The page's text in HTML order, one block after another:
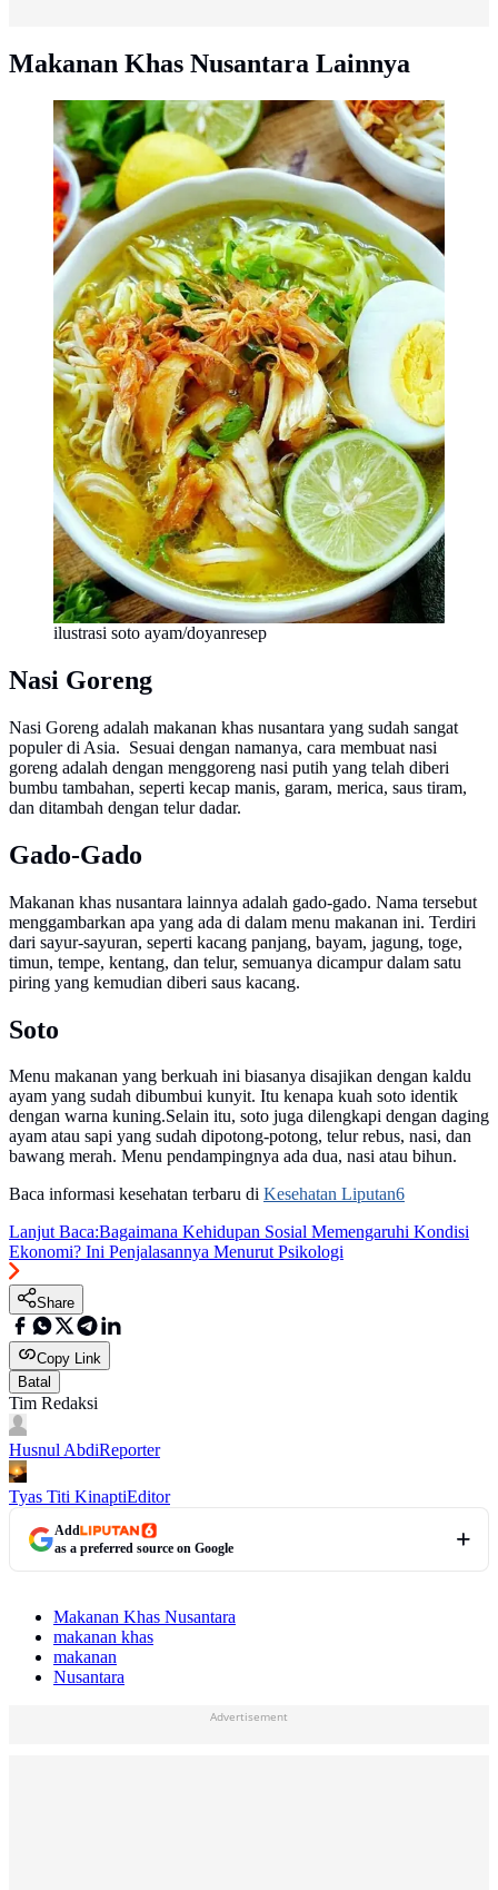
Makanan Khas Nusantara Lainnya
ilustrasi soto ayam/doyanresep
Nasi Goreng
Nasi Goreng adalah makanan khas nusantara yang sudah sangat
populer di Asia. Sesuai dengan namanya, cara membuat nasi
goreng adalah dengan menggoreng nasi putih yang telah diberi
bumbu tambahan, seperti kecap manis, garam, merica, saus tiram,
dan ditambah dengan telur dadar.
Gado-Gado
Makanan khas nusantara lainnya adalah gado-gado. Nama tersebut
menggambarkan apa yang ada di dalam menu makanan ini. Terdiri
dari sayur-sayuran, seperti kacang panjang, bayam, jagung, toge,
timun, tempe, kentang, dan telur, semuanya dicampur dalam satu
piring yang kemudian diberi saus kacang.
Soto
Menu makanan yang berkuah ini biasanya disajikan dengan kaldu
ayam yang sudah dibumbui kunyit. Itu kenapa kuah soto identik
dengan warna kuning.Selain itu, soto juga dilengkapi dengan daging
ayam atau sapi yang sudah dipotong-potong, telur rebus, nasi, dan
bawang merah. Menu pendampingnya ada dua, nasi atau bihun.
Baca informasi kesehatan terbaru di Kesehatan Liputan6
Lanjut Baca:Bagaimana Kehidupan Sosial Memengaruhi Kondisi
Ekonomi? Ini Penjalasannya Menurut Psikologi
Share
Copy Link
Batal
Tim Redaksi
Husnul AbdiReporter
Tyas Titi KinaptiEditor
Add
as a preferred source on Google
Makanan Khas Nusantara
makanan khas
makanan
Nusantara
Advertisement